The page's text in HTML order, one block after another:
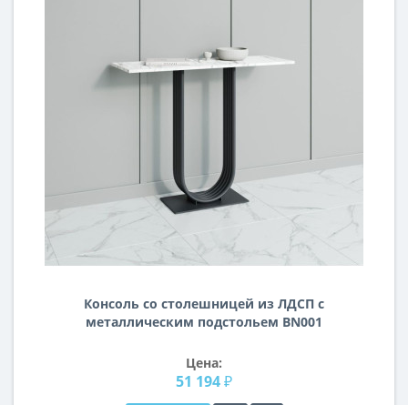
Консоль со столешницей из ЛДСП с
металлическим подстольем BN001
Цена:
51 194 ₽